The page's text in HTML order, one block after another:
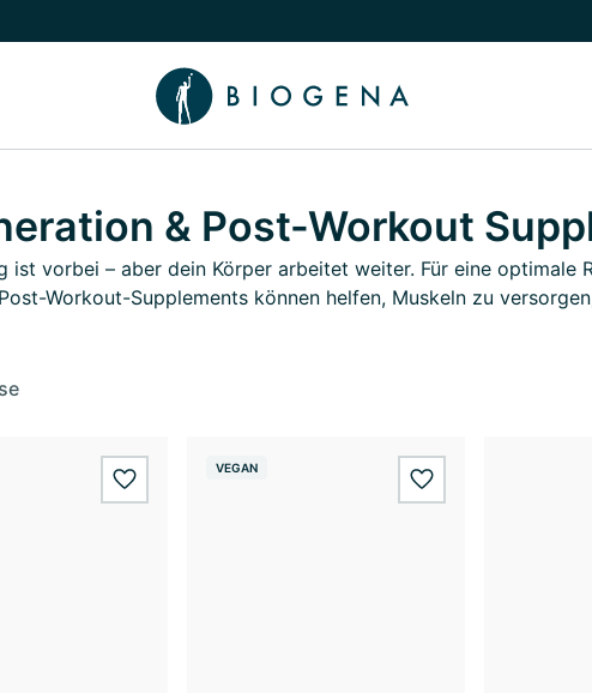
Wissen umschalten
& Post-Workout
ist vorbei – aber dein Körper arbeitet weiter. Für eine optimale
Workout-Supplements können helfen, Muskeln zu
wishlist.add
VEGAN
wishlist.add